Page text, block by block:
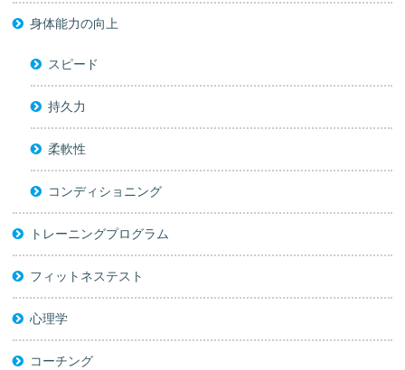
身体能力の向上
スピード
持久力
柔軟性
コンディショニング
トレーニングプログラム
フィットネステスト
心理学
コーチング